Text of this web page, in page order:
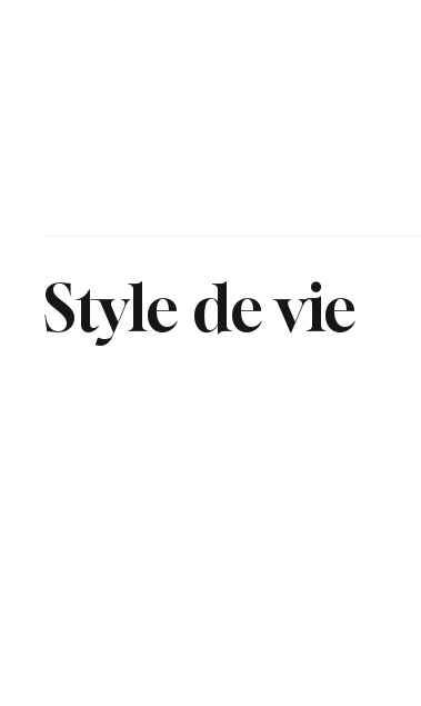
Style de vie